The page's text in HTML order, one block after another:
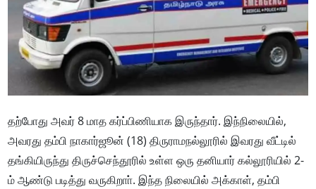
தற்போது அவர் 8 மாத கர்ப்பிணியாக இருந்தார். இந்நிலையில்,
அவரது தம்பி நாகார்ஜூன் (18) திருராமநல்லூரில் இவரது வீட்டில்
தங்கியிருந்து திருச்செந்தூரில் உள்ள ஒரு தனியார் கல்லூரியில் 2-
ம் ஆண்டு படித்து வருகிறாா். இந்த நிலையில் அக்காள், தம்பி